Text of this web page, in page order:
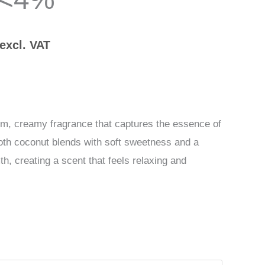
excl. VAT
creamy fragrance that captures the essence of
coconut blends with soft sweetness and a
creating a scent that feels relaxing and